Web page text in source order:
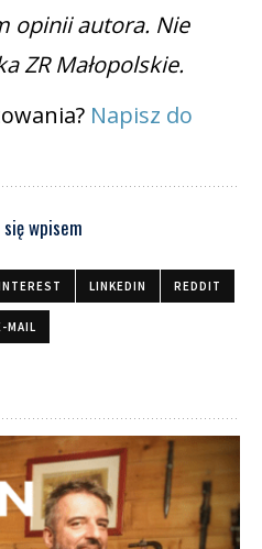
opinii autora. Nie
ZR Małopolskie.
Napisz do
wpisem
LINKEDIN REDDIT
MAIL